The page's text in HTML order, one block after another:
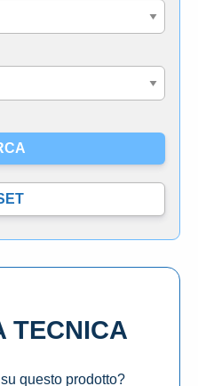
TECNICA
questo prodotto?